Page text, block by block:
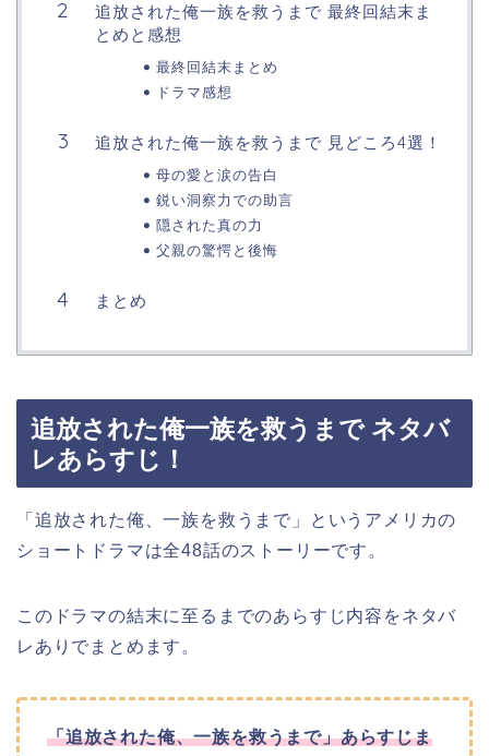
追放された俺一族を救うまで 最終回結末ま
とめと感想
最終回結末まとめ
ドラマ感想
追放された俺一族を救うまで 見どころ4選！
母の愛と涙の告白
鋭い洞察力での助言
隠された真の力
父親の驚愕と後悔
まとめ
追放された俺一族を救うまで ネタバ
レあらすじ！
「追放された俺、一族を救うまで」というアメリカの
ショートドラマは全48話のストーリーです。
このドラマの結末に至るまでのあらすじ内容をネタバ
レありでまとめます。
「追放された俺、一族を救うまで」あらすじま